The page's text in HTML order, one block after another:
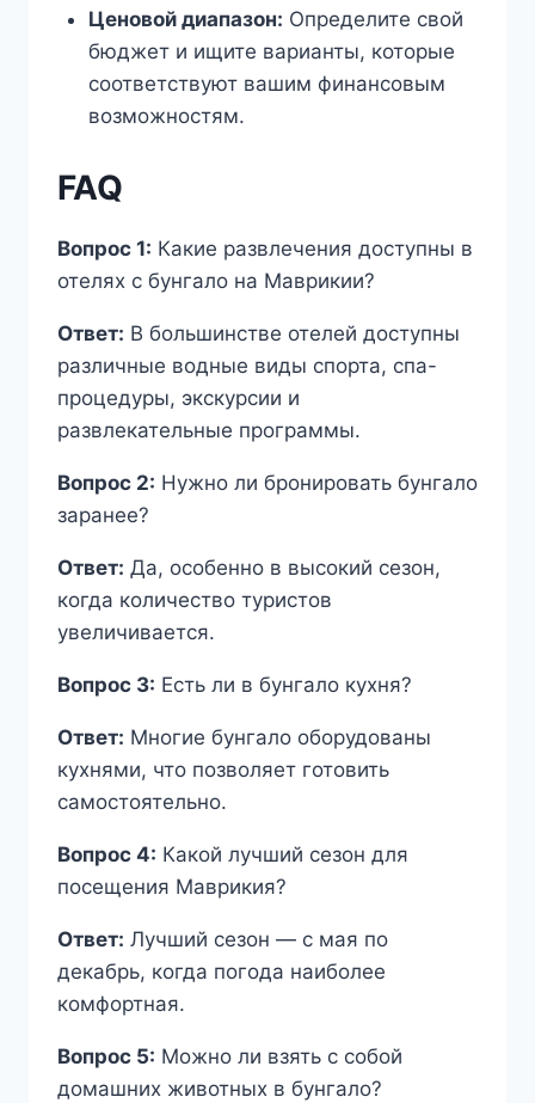
Ценовой диапазон: Определите свой
бюджет и ищите варианты, которые
соответствуют вашим финансовым
возможностям.
FAQ
Вопрос 1: Какие развлечения доступны в
отелях с бунгало на Маврикии?
Ответ: В большинстве отелей доступны
различные водные виды спорта, спа-
процедуры, экскурсии и
развлекательные программы.
Вопрос 2: Нужно ли бронировать бунгало
заранее?
Ответ: Да, особенно в высокий сезон,
когда количество туристов
увеличивается.
Вопрос 3: Есть ли в бунгало кухня?
Ответ: Многие бунгало оборудованы
кухнями, что позволяет готовить
самостоятельно.
Вопрос 4: Какой лучший сезон для
посещения Маврикия?
Ответ: Лучший сезон — с мая по
декабрь, когда погода наиболее
комфортная.
Вопрос 5: Можно ли взять с собой
домашних животных в бунгало?